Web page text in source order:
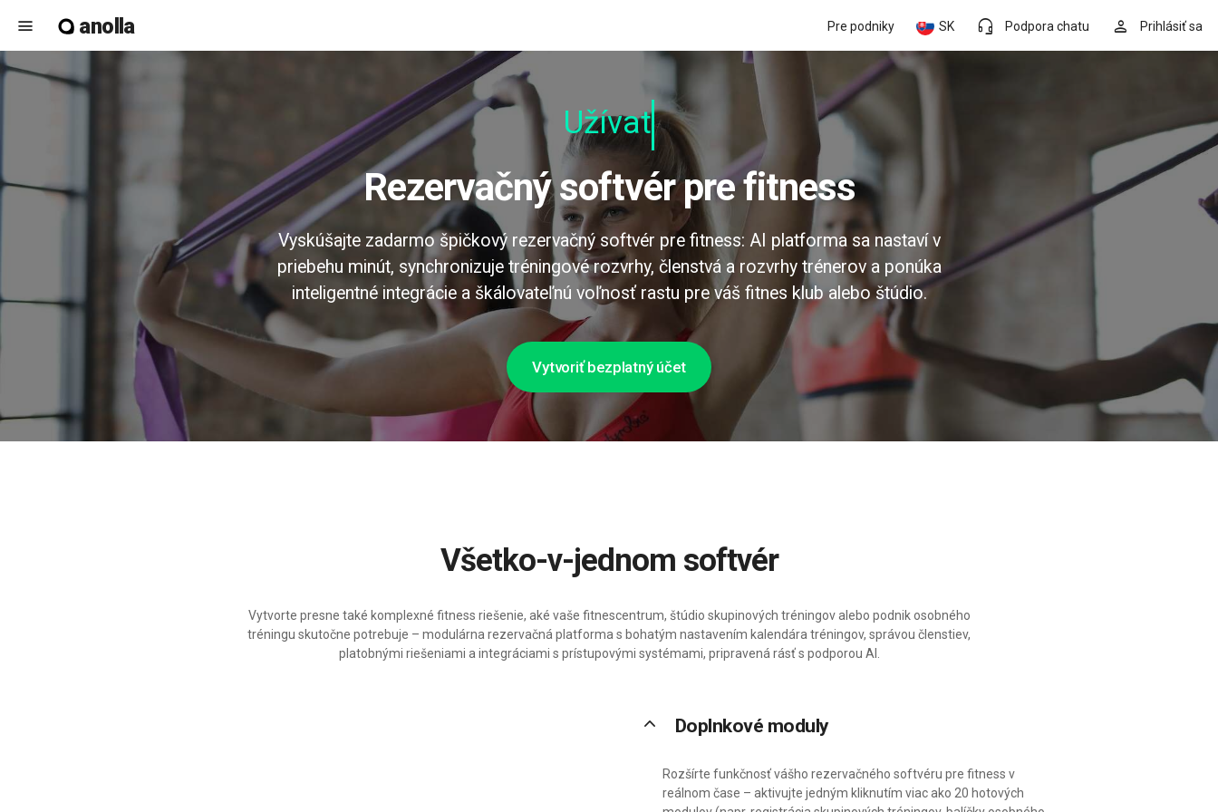
menu anolla person Prihlásiť sa
headset_mic Podpora chatu
SK
Pre podniky
Užívateľsk
Rezervačný softvér pre fitness
Vyskúšajte zadarmo špičkový rezervačný softvér pre fitness: AI platforma sa nastaví v
priebehu minút, synchronizuje tréningové rozvrhy, členstvá a rozvrhy trénerov a ponúka
inteligentné integrácie a škálovateľnú voľnosť rastu pre váš fitnes klub alebo štúdio.
Vytvoriť bezplatný účet
Všetko-v-jednom softvér
Vytvorte presne také komplexné fitness riešenie, aké vaše fitnescentrum, štúdio skupinových tréningov alebo podnik osobného
tréningu skutočne potrebuje – modulárna rezervačná platforma s bohatým nastavením kalendára tréningov, správou členstiev,
platobnými riešeniami a integráciami s prístupovými systémami, pripravená rásť s podporou AI.
keyboard_arrow_up Doplnkové moduly
Rozšírte funkčnosť vášho rezervačného softvéru pre fitness v
reálnom čase – aktivujte jedným kliknutím viac ako 20 hotových